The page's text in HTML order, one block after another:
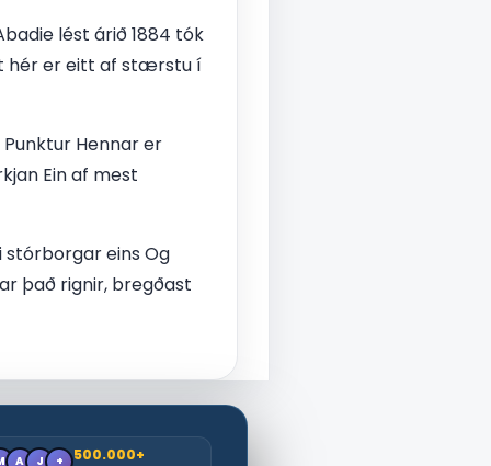
lést árið 1884 tók
hér er eitt af stærstu í
Hennar er
Ein af mest
stórborgar eins Og
það rignir, bregðast
A J + 500.000+